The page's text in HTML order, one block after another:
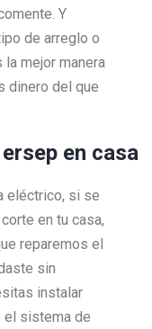
Y
de arreglo o
mejor manera
dinero del que
en casa
eléctrico, si se
en tu casa,
reparemos el
sin
instalar
el sistema de